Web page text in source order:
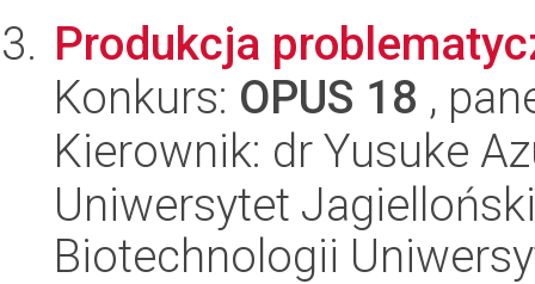
Produkcja
Konkurs: OPUS 18 ,
Kierownik: dr Yusuke
Uniwersytet
Biotechnologii